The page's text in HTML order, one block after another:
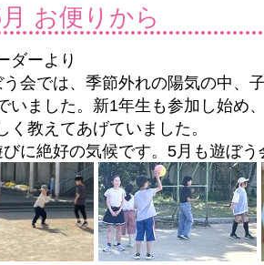
お便りから
ダーより
会では、季節外れの陽気の中、
いました。新1年生も参加し始め
く教えてあげていました。
に絶好の気候です。5月も遊ぼ